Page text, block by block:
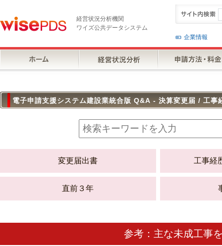
経営状況分析機関
ワイズ公共データシステム
企業情報
電子申請支援システム建設業統合版 Q&A - 決算変更届 / 工事
変更届出書 工事経
直前３年
参考：主な未成工事